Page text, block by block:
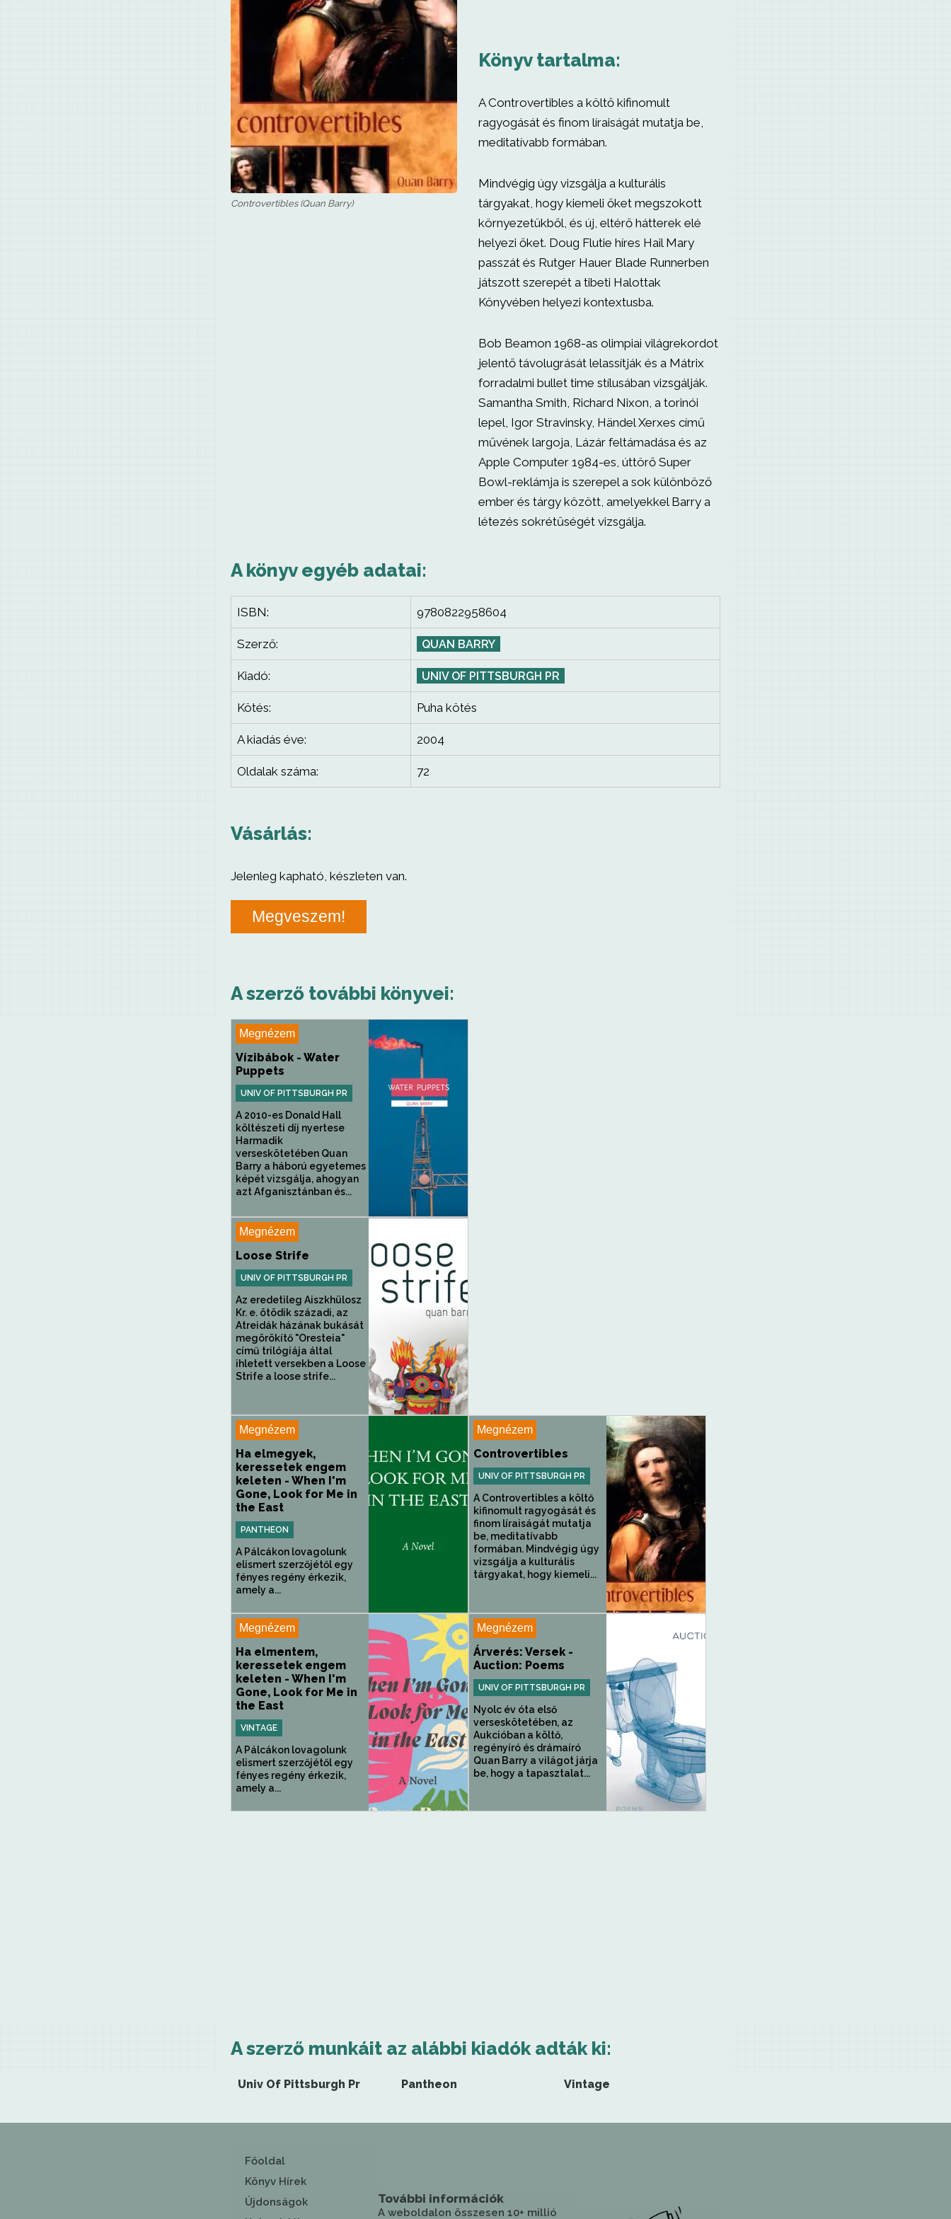
Controvertibles (Quan Barry)
Könyv tartalma:
A Controvertibles a költő kifinomult
ragyogását és finom líraiságát mutatja be,
meditatívabb formában.
Mindvégig úgy vizsgálja a kulturális
tárgyakat, hogy kiemeli őket megszokott
környezetükből, és új, eltérő hátterek elé
helyezi őket. Doug Flutie híres Hail Mary
passzát és Rutger Hauer Blade Runnerben
játszott szerepét a tibeti Halottak
Könyvében helyezi kontextusba.
Bob Beamon 1968-as olimpiai világrekordot
jelentő távolugrását lelassítják és a Mátrix
forradalmi bullet time stílusában vizsgálják.
Samantha Smith, Richard Nixon, a torinói
lepel, Igor Stravinsky, Händel Xerxes című
művének largoja, Lázár feltámadása és az
Apple Computer 1984-es, úttörő Super
Bowl-reklámja is szerepel a sok különböző
ember és tárgy között, amelyekkel Barry a
létezés sokrétűségét vizsgálja.
A könyv egyéb adatai:
ISBN: 9780822958604
Szerző: QUAN BARRY
Kiadó: UNIV OF PITTSBURGH PR
Kötés: Puha kötés
A kiadás éve: 2004
Oldalak száma: 72
Vásárlás:
Jelenleg kapható, készleten van.
Megveszem!
A szerző további könyvei:
Megnézem
Vízibábok - Water
Puppets
UNIV OF PITTSBURGH PR
A 2010-es Donald Hall
költészeti díj nyertese
Harmadik
verseskötetében Quan
Barry a háború egyetemes
képét vizsgálja, ahogyan
azt Afganisztánban és...
Megnézem
Loose Strife
UNIV OF PITTSBURGH PR
Az eredetileg Aiszkhülosz
Kr. e. ötödik századi, az
Atreidák házának bukását
megörökítő "Oresteia"
című trilógiája által
ihletett versekben a Loose
Strife a loose strife...
Megnézem
Ha elmegyek,
keressetek engem
keleten - When I'm
Gone, Look for Me in
the East
PANTHEON
A Pálcákon lovagolunk
elismert szerzőjétől egy
fényes regény érkezik,
amely a...
Megnézem
Controvertibles
UNIV OF PITTSBURGH PR
A Controvertibles a költő
kifinomult ragyogását és
finom líraiságát mutatja
be, meditatívabb
formában. Mindvégig úgy
vizsgálja a kulturális
tárgyakat, hogy kiemeli...
Megnézem
Ha elmentem,
keressetek engem
keleten - When I'm
Gone, Look for Me in
the East
VINTAGE
A Pálcákon lovagolunk
elismert szerzőjétől egy
fényes regény érkezik,
amely a...
Megnézem
Árverés: Versek -
Auction: Poems
UNIV OF PITTSBURGH PR
Nyolc év óta első
verseskötetében, az
Aukcióban a költő,
regényíró és drámaíró
Quan Barry a világot járja
be, hogy a tapasztalat...
A szerző munkáit az alábbi kiadók adták ki:
Univ Of Pittsburgh Pr Pantheon Vintage
Főoldal
Könyv Hírek
Újdonságok
További információk
A weboldalon összesen 10+ millió